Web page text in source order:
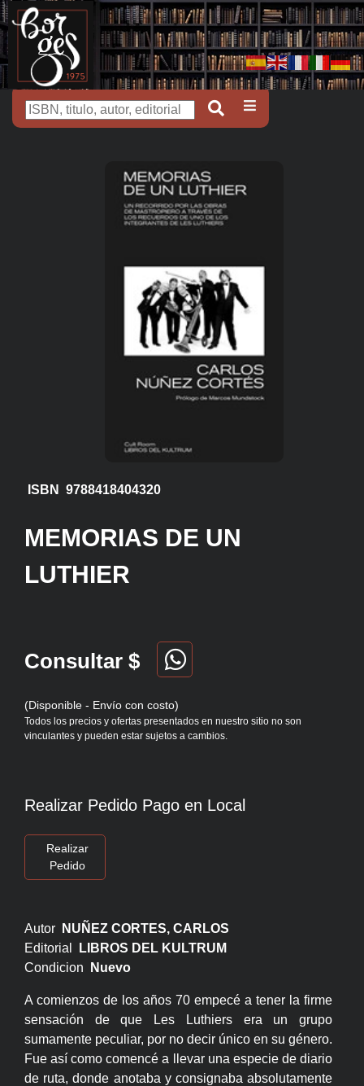
ISBN 9788418404320
MEMORIAS DE UN
LUTHIER
Consultar $
(Disponible - Envío con costo)
Todos los precios y ofertas presentados en nuestro sitio no son
vinculantes y pueden estar sujetos a cambios.
Realizar Pedido Pago en Local
Realizar
Pedido
Autor
NUÑEZ CORTES, CARLOS
Editorial
LIBROS DEL KULTRUM
Condicion
Nuevo
A comienzos de los años 70 empecé a tener la firme
sensación de que Les Luthiers era un grupo
sumamente peculiar, por no decir único en su género.
Fue así como comencé a llevar una especie de diario
de ruta, donde anotaba y consignaba absolutamente